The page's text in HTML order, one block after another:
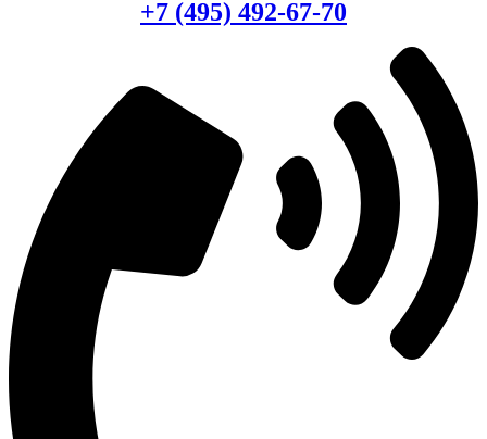
+7 (495) 492-67-70